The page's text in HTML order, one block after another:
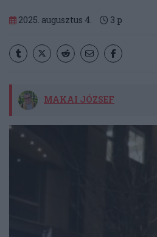
2025. augusztus 4. 3 p
MAKAI JÓZSEF